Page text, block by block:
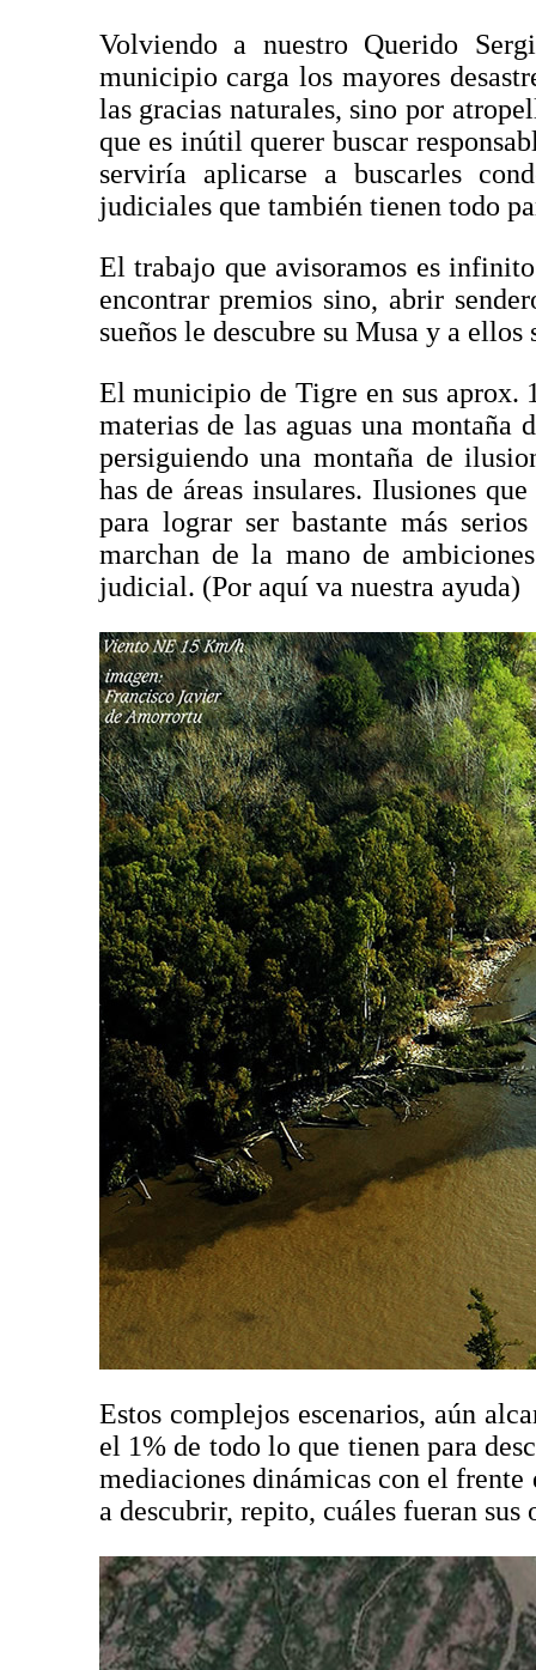
Volviendo a nuestro Querido
municipio carga los mayores
las gracias naturales, sino por
que es inútil querer buscar
serviría aplicarse a buscarles
judiciales que también tienen todo
El trabajo que avisoramos es
encontrar premios sino, abrir
sueños le descubre su Musa y a ellos
El municipio de Tigre en sus aprox.
materias de las aguas una montaña
persiguiendo una montaña de
has de áreas insulares. Ilusiones
para lograr ser bastante más
marchan de la mano de
judicial. (Por aquí va nuestra ayuda)
Estos complejos escenarios, aún
el 1% de todo lo que tienen para
mediaciones dinámicas con el frente
a descubrir, repito, cuáles fueran